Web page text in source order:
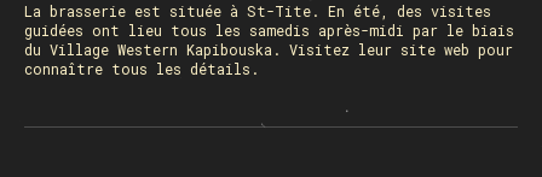
La brasserie est située à St-Tite. En été, des visites
guidées ont lieu tous les samedis après-midi par le biais
du Village Western Kapibouska. Visitez leur site web pour
connaître tous les détails.